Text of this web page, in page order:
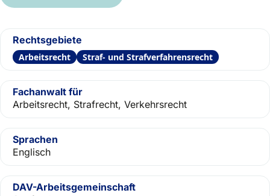
Rechtsgebiete
Arbeitsrecht Straf- und Strafverfahrensrecht
Fachanwalt für
Arbeitsrecht, Strafrecht, Verkehrsrecht
Sprachen
Englisch
DAV-Arbeitsgemeinschaft